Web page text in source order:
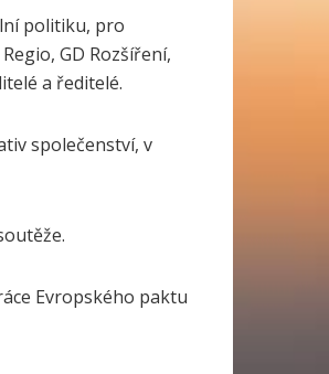
politiku, pro
GD Rozšíření,
a ředitelé.
společenství, v
Evropského paktu